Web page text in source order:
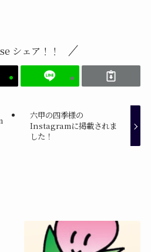
シェア！！
六甲の四季様の
Instagramに掲載されま
した！